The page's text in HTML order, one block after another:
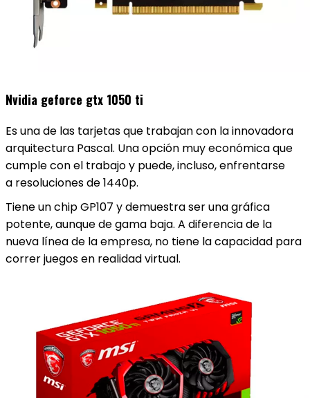
Nvidia geforce gtx 1050 ti
Es una de las tarjetas que trabajan con la innovadora
arquitectura Pascal. Una opción muy económica que
cumple con el trabajo y puede, incluso, enfrentarse
a resoluciones de 1440p.
Tiene un chip GP107 y demuestra ser una gráfica
potente, aunque de gama baja. A diferencia de la
nueva línea de la empresa, no tiene la capacidad para
correr juegos en realidad virtual.